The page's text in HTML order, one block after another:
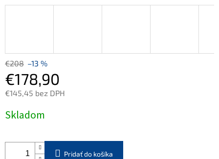
€208 –13 %
€178,90
€145,45 bez DPH
cena:
Skladom
Pridať do košíka